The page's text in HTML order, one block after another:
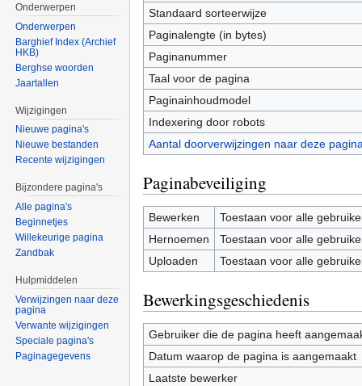
Standaard sorteerwijze
Paginalengte (in bytes)
Paginanummer
Taal voor de pagina
Paginainhoudmodel
Indexering door robots
Aantal doorverwijzingen naar deze
Paginabeveiliging
Bewerken
Toestaan voor alle
Hernoemen
Toestaan voor alle
Uploaden
Toestaan voor alle
Bewerkingsgeschiedenis
Gebruiker die de pagina heeft
Datum waarop de pagina is aangemaakt
Laatste bewerker
Onderwerpen
Onderwerpen
Barghief Index (Archief
HKB)
Berghse woorden
Jaartallen
Wijzigingen
Nieuwe pagina's
Nieuwe bestanden
Recente wijzigingen
Bijzondere pagina's
Alle pagina's
Beginnetjes
Willekeurige pagina
Zandbak
Hulpmiddelen
Verwijzingen naar deze
pagina
Verwante wijzigingen
Speciale pagina's
Paginagegevens